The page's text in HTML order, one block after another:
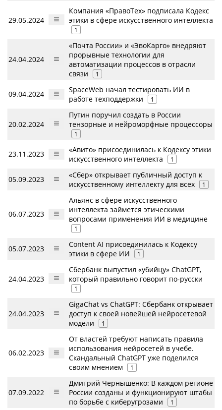
29.05.2024
Компания «ПравоТех» подписала Кодекс
этики в сфере искусственного интеллекта
1
24.04.2024
«Почта России» и «ЭвоКарго» внедряют
прорывные технологии для
автоматизации процессов в отрасли
связи
1
09.04.2024
SpaceWeb начал тестировать ИИ в
работе техподдержки
1
20.02.2024
Путин поручил создать в России
тензорные и нейроморфные процессоры
1
23.11.2023
«Авито» присоединилась к Кодексу этики
искусственного интеллекта
1
05.09.2023
«Сбер» открывает публичный доступ к
искусственному интеллекту для всех
1
06.07.2023
Альянс в сфере искусственного
интеллекта займется этическими
вопросами применения ИИ в медицине
1
05.07.2023
Content AI присоединилась к Кодексу
этики в сфере ИИ
1
24.04.2023
Сбербанк выпустил «убийцу» ChatGPT,
который правильно говорит по-русски
1
24.04.2023
GigaChat vs ChatGPT: Сбербанк открывает
доступ к своей новейшей нейросетевой
модели
1
06.02.2023
От властей требуют написать правила
использования нейросетей в учебе.
Скандальный ChatGPT уже поделился
своим мнением
1
07.09.2022
Дмитрий Чернышенко: В каждом регионе
России созданы и функционируют штабы
по борьбе с киберугрозами
1